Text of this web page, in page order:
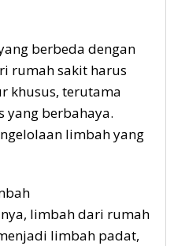
berbeda dengan
rumah sakit harus
khusus, terutama
yang berbahaya.
limbah yang
limbah dari rumah
limbah padat,